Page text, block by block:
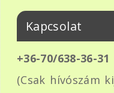
Kapcsolat
+36-70/638-36-31
(Csak hívószám